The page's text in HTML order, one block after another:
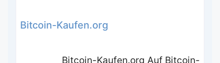
Bitcoin-Kaufen.org
Bitcoin-Kaufen.org Auf Bitcoin-